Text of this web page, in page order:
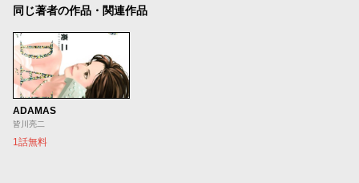
同じ著者の作品・関連作品
ADAMAS
皆川亮二
1話無料